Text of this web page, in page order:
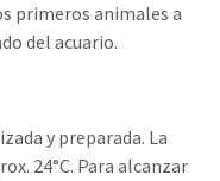
primeros animales a
del acuario.
y preparada. La
24°C. Para alcanzar